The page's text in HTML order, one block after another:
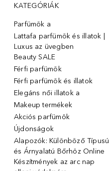
KATEGÓRIÁK
Parfümök ️a
Lattafa parfümök és illatok |
Luxus az üvegben
Beauty SALE
Férfi parfümök
Férfi parfümök és illatok
Elegáns női illatok ️a
Makeup termékek
Akciós parfümök
Újdonságok
Alapozók: Különböző Típusú
és Árnyalatú Bőrhöz Online
Készítmények az arc nap